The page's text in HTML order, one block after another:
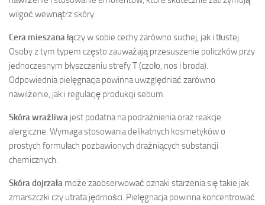
wilgoć wewnątrz skóry.
Cera mieszanałączy w sobie cechy zarówno suchej, jak i tłustej.
Osoby z tym typem często zauważają przesuszenie policzków przy
jednoczesnym błyszczeniu strefy T (czoło, nos i broda).
Odpowiednia pielęgnacja powinna uwzględniać zarówno
nawilżenie, jak i regulację produkcji sebum.
Skóra wrażliwa jest podatna na podrażnienia oraz reakcje
alergiczne. Wymaga stosowania delikatnych kosmetyków o
prostych formułach pozbawionych drażniących substancji
chemicznych.
Skóra dojrzała może zaobserwować oznaki starzenia się takie jak
zmarszczki czy utrata jędrności. Pielęgnacja powinna koncentrować